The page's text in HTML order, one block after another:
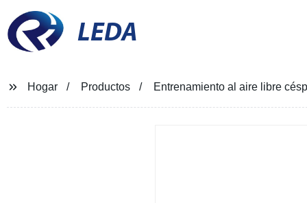
LEDA
Hogar Productos Entrenamiento al aire libre